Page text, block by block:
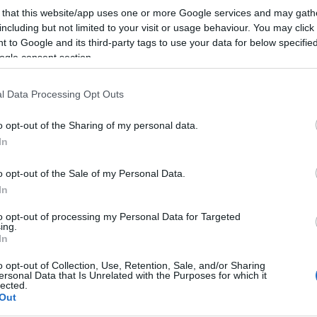
that this website/app uses one or more Google services and may
but not limited to your visit or usage behaviour. You may
to Google and its third-party tags to use your data for below
consent section.
Data Processing Opt Outs
opt-out of the Sharing of my personal data.
opt-out of the Sale of my Personal Data.
opt-out of processing my Personal Data for Targeted
opt-out of Collection, Use, Retention, Sale, and/or Sharing
Data that Is Unrelated with the Purposes for which it
post, oszd meg Facebookon Twitteren vagy Google+-on!
hozzászólások.